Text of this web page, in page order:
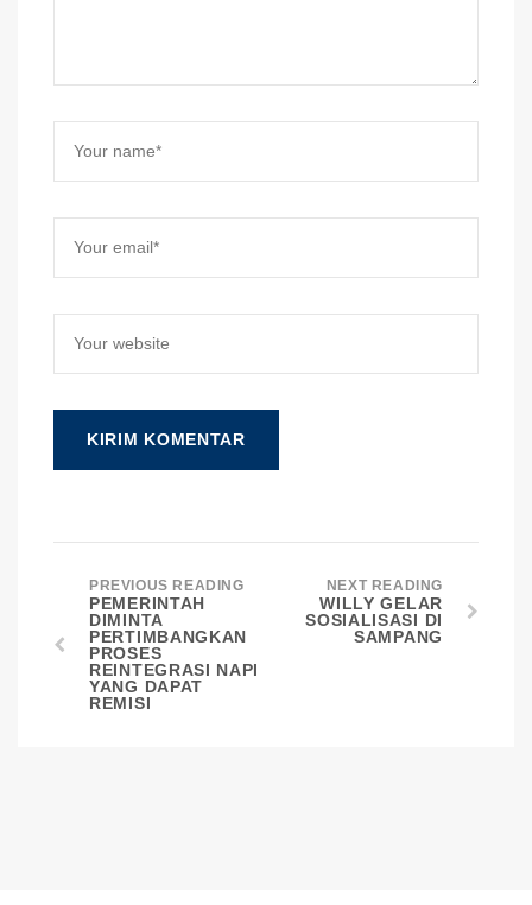
PREVIOUS READING
PEMERINTAH
DIMINTA
PERTIMBANGKAN
PROSES
REINTEGRASI NAPI
YANG DAPAT
REMISI
NEXT READING
WILLY GELAR
SOSIALISASI DI
SAMPANG